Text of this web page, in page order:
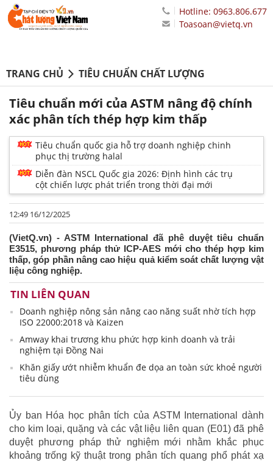
Hotline: 0963.806.677
Toasoan@vietq.vn
TRANG CHỦ TIÊU CHUẨN CHẤT LƯỢNG
Tiêu chuẩn mới của ASTM nâng độ chính
xác phân tích thép hợp kim thấp
Tiêu chuẩn quốc gia hỗ trợ doanh nghiệp chinh
phục thị trường halal
Diễn đàn NSCL Quốc gia 2026: Định hình các trụ
cột chiến lược phát triển trong thời đại mới
12:49 16/12/2025
(VietQ.vn) - ASTM International đã phê duyệt tiêu chuẩn
E3515, phương pháp thử ICP-AES mới cho thép hợp kim
thấp, góp phần nâng cao hiệu quả kiểm soát chất lượng vật
liệu công nghiệp.
TIN LIÊN QUAN
Doanh nghiệp nông sản nâng cao năng suất nhờ tích hợp
ISO 22000:2018 và Kaizen
Amway khai trương khu phức hợp kinh doanh và trải
nghiệm tại Đồng Nai
Khăn giấy ướt nhiễm khuẩn đe dọa an toàn sức khoẻ người
tiêu dùng
Ủy ban Hóa học phân tích của ASTM International dành
cho kim loại, quặng và các vật liệu liên quan (E01) đã phê
duyệt phương pháp thử nghiệm mới nhằm khắc phục
khoảng trống kỹ thuật trong phân tích quang phổ phát xạ